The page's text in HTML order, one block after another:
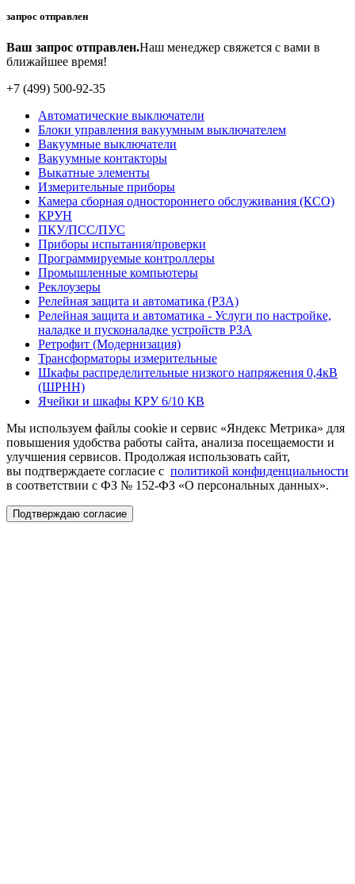
запрос отправлен
Ваш запрос отправлен.Наш менеджер свяжется с вами в
ближайшее время!
+7 (499) 500-92-35
Автоматические выключатели
Блоки управления вакуумным выключателем
Вакуумные выключатели
Вакуумные контакторы
Выкатные элементы
Измерительные приборы
Камера сборная одностороннего обслуживания (КСО)
КРУН
ПКУ/ПСС/ПУС
Приборы испытания/проверки
Программируемые контроллеры
Промышленные компьютеры
Реклоузеры
Релейная защита и автоматика (РЗА)
Релейная защита и автоматика - Услуги по настройке,
наладке и пусконаладке устройств РЗА
Ретрофит (Модернизация)
Трансформаторы измерительные
Шкафы распределительные низкого напряжения 0,4кВ
(ШРНН)
Ячейки и шкафы КРУ 6/10 КВ
Мы используем файлы cookie и сервис «Яндекс Метрика» для
повышения удобства работы сайта, анализа посещаемости и
улучшения сервисов. Продолжая использовать сайт,
вы подтверждаете согласие с политикой конфиденциальности
в соответствии с ФЗ № 152-ФЗ «О персональных данных».
Подтверждаю согласие